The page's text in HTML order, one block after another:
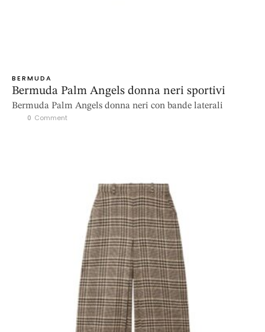
BERMUDA
Bermuda Palm Angels donna neri sportivi
Bermuda Palm Angels donna neri con bande laterali
0 Comment